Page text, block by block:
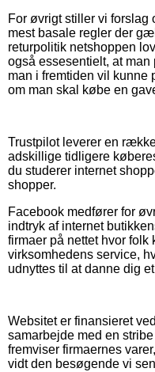
For øvrigt stiller vi
mest basale regler der
returpolitik netshoppen
også essesentielt, at
man i fremtiden vil kunne
om man skal købe en
Trustpilot leverer en
adskillige tidligere
du studerer internet
shopper.
Facebook medfører for
indtryk af internet
firmaer på nettet hvor
virksomhedens service,
udnyttes til at danne dig
Websitet er finansieret
samarbejde med en
fremviser firmaernes
vidt den besøgende vi